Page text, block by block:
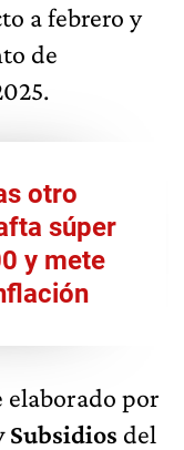
a febrero y
de
otro
súper
y mete
elaborado por
Subsidios del